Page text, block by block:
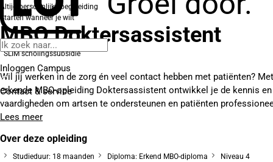
Inloggen Campus
Contact & service
Altijd persoonlijke begeleiding
Starten wanneer je wilt
MBO Doktersassistent
SLIM scholingssubsidie
Wil jij werken in de zorg én veel contact hebben met patiënten?
erkende MBO-opleiding Doktersassistent ontwikkel je de kennis en
vaardigheden om artsen te ondersteunen en patiënten
Lees meer
Over deze opleiding
Studieduur: 18 maanden Diploma: Erkend MBO-diploma Niveau 4